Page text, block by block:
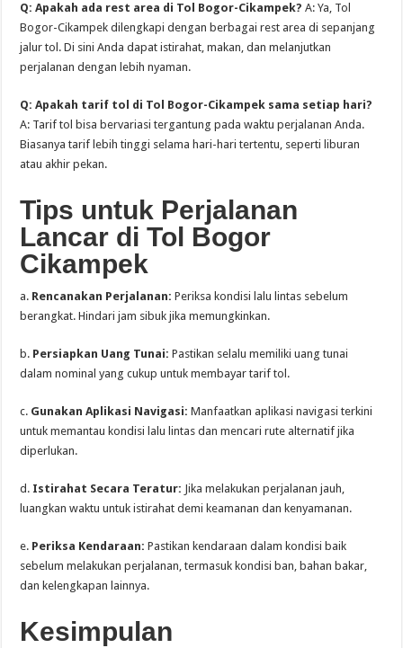
Q: Apakah ada rest area di Tol Bogor-Cikampek? A: Ya, Tol
Bogor-Cikampek dilengkapi dengan berbagai rest area di sepanjang
jalur tol. Di sini Anda dapat istirahat, makan, dan melanjutkan
perjalanan dengan lebih nyaman.
Q: Apakah tarif tol di Tol Bogor-Cikampek sama setiap hari?
A: Tarif tol bisa bervariasi tergantung pada waktu perjalanan Anda.
Biasanya tarif lebih tinggi selama hari-hari tertentu, seperti liburan
atau akhir pekan.
Tips untuk Perjalanan
Lancar di Tol Bogor
Cikampek
a. Rencanakan Perjalanan: Periksa kondisi lalu lintas sebelum
berangkat. Hindari jam sibuk jika memungkinkan.
b. Persiapkan Uang Tunai: Pastikan selalu memiliki uang tunai
dalam nominal yang cukup untuk membayar tarif tol.
c. Gunakan Aplikasi Navigasi: Manfaatkan aplikasi navigasi terkini
untuk memantau kondisi lalu lintas dan mencari rute alternatif jika
diperlukan.
d. Istirahat Secara Teratur: Jika melakukan perjalanan jauh,
luangkan waktu untuk istirahat demi keamanan dan kenyamanan.
e. Periksa Kendaraan: Pastikan kendaraan dalam kondisi baik
sebelum melakukan perjalanan, termasuk kondisi ban, bahan bakar,
dan kelengkapan lainnya.
Kesimpulan